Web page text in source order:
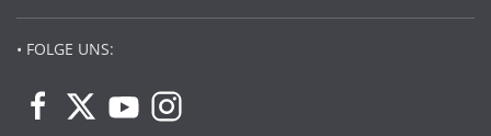
• FOLGE UNS: